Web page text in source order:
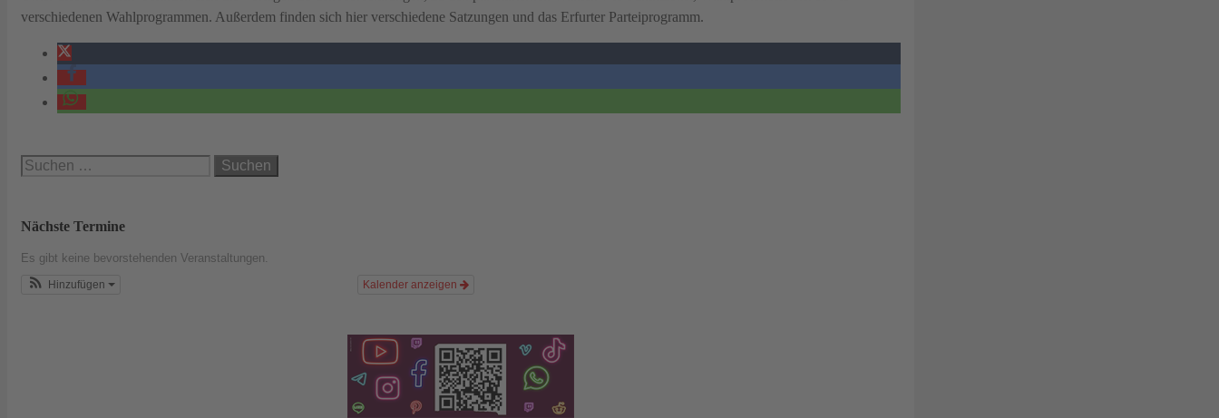
verschiedenen Wahlprogrammen. Außerdem finden sich hier verschiedene Satzungen und das Erfurter Parteiprogramm.
Suchen
Nächste Termine
Es gibt keine bevorstehenden Veranstaltungen.
Kalender anzeigen
Hinzufügen